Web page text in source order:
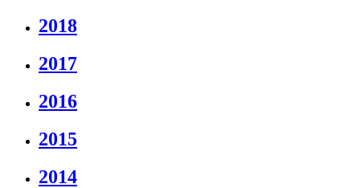
2018
2017
2016
2015
2014